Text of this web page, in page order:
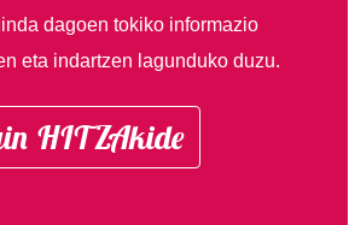
dagoen tokiko informazio
eta indartzen lagunduko duzu.
HITZAkide